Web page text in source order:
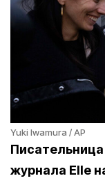
Yuki Iwamura / AP
журнала Elle